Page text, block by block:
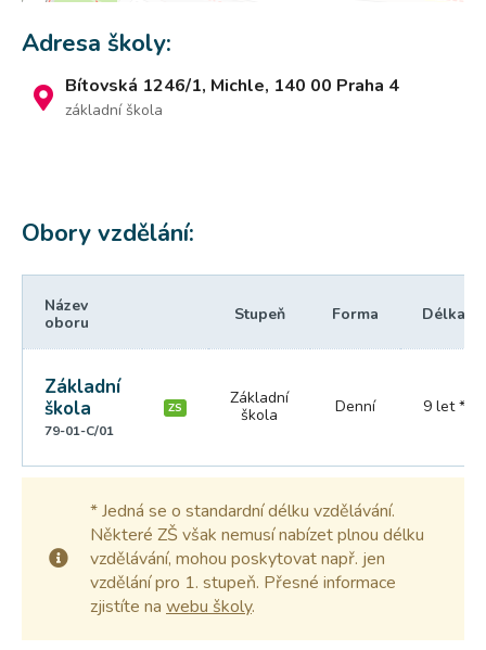
Adresa školy:
Bítovská 1246/1, Michle, 140 00 Praha 4
základní škola
Obory vzdělání:
Název
oboru
Stupeň Forma Délka
Základní
škola
79-01-C/01
ZS
Základní
škola
Denní 9 let *
* Jedná se o standardní délku vzdělávání.
Některé ZŠ však nemusí nabízet plnou délku
vzdělávání, mohou poskytovat např. jen
vzdělání pro 1. stupeň. Přesné informace
zjistíte na webu školy.